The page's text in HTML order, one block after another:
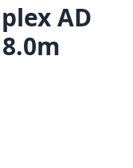
AD